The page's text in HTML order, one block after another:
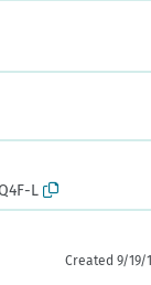
L
Created 9/19/